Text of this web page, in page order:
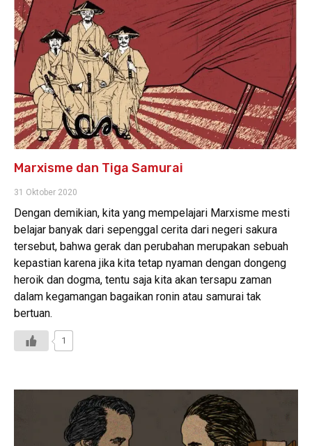
Marxisme dan Tiga Samurai
31 Oktober 2020
Dengan demikian, kita yang mempelajari Marxisme mesti
belajar banyak dari sepenggal cerita dari negeri sakura
tersebut, bahwa gerak dan perubahan merupakan sebuah
kepastian karena jika kita tetap nyaman dengan dongeng
heroik dan dogma, tentu saja kita akan tersapu zaman
dalam kegamangan bagaikan ronin atau samurai tak
bertuan.
1